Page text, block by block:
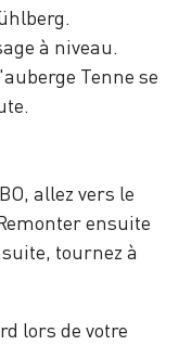
à niveau.
Tenne se
allez vers le
ensuite
tournez à
lors de votre